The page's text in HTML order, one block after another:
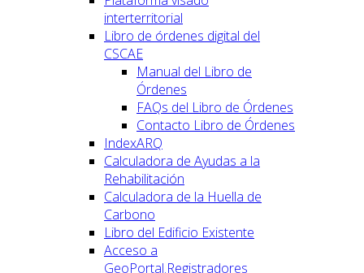
interterritorial
Libro de órdenes digital del
CSCAE
Manual del Libro de
Órdenes
FAQs del Libro de Órdenes
Contacto Libro de Órdenes
IndexARQ
Calculadora de Ayudas a la
Rehabilitación
Calculadora de la Huella de
Carbono
Libro del Edificio Existente
Acceso a
GeoPortal.Registradores